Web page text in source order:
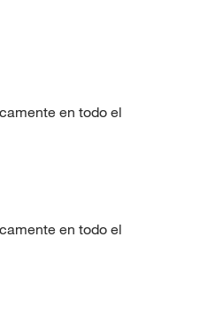
en todo el
en todo el